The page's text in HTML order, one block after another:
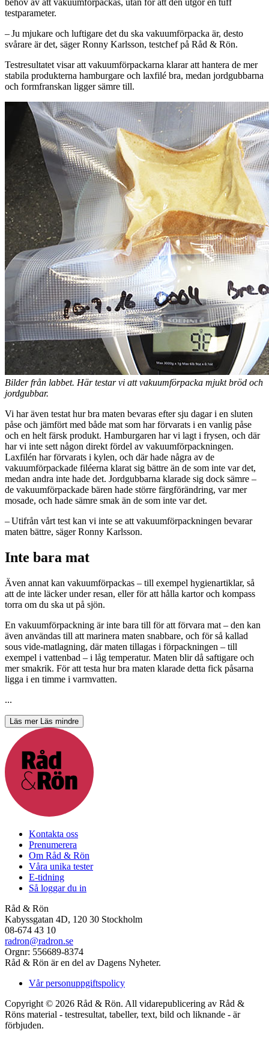
behov av att vakuumförpackas, utan för att den utgör en tuff
testparameter.
– Ju mjukare och luftigare det du ska vakuumförpacka är, desto
svårare är det, säger Ronny Karlsson, testchef på Råd & Rön.
Testresultatet visar att vakuumförpackarna klarar att hantera de mer
stabila produkterna hamburgare och laxfilé bra, medan jordgubbarna
och formfranskan ligger sämre till.
Bilder från labbet. Här testar vi att vakuumförpacka mjukt bröd och
jordgubbar.
Vi har även testat hur bra maten bevaras efter sju dagar i en sluten
påse och jämfört med både mat som har förvarats i en vanlig påse
och en helt färsk produkt. Hamburgaren har vi lagt i frysen, och där
har vi inte sett någon direkt fördel av vakuumförpackningen.
Laxfilén har förvarats i kylen, och där hade några av de
vakuumförpackade filéerna klarat sig bättre än de som inte var det,
medan andra inte hade det. Jordgubbarna klarade sig dock sämre –
de vakuumförpackade bären hade större färgförändring, var mer
mosade, och hade sämre smak än de som inte var det.
– Utifrån vårt test kan vi inte se att vakuumförpackningen bevarar
maten bättre, säger Ronny Karlsson.
Inte bara mat
Även annat kan vakuum­förpackas – till exempel hygienartiklar, så
att de inte läcker under resan, eller för att hålla kartor och kompass
torra om du ska ut på sjön.
En vakuumförpackning är inte bara till för att förvara mat – den kan
även användas till att marinera maten snabbare, och för så kallad
sous vide-matlagning, där maten tillagas i förpackningen – till
exempel i vattenbad – i låg temperatur. Maten blir då saftigare och
mer smakrik. För att testa hur bra maten klarade detta fick påsarna
ligga i en timme i varmvatten.
...
Läs mer Läs mindre
Kontakta oss
Prenumerera
Om Råd & Rön
Våra unika tester
E-tidning
Så loggar du in
Råd & Rön
Kabyssgatan 4D, 120 30 Stockholm
08-674 43 10
radron@radron.se
Orgnr: 556689-8374
Råd & Rön är en del av Dagens Nyheter.
Vår personuppgiftspolicy
Copyright © 2026 Råd & Rön. All vidarepublicering av Råd &
Röns material - testresultat, tabeller, text, bild och liknande - är
förbjuden.